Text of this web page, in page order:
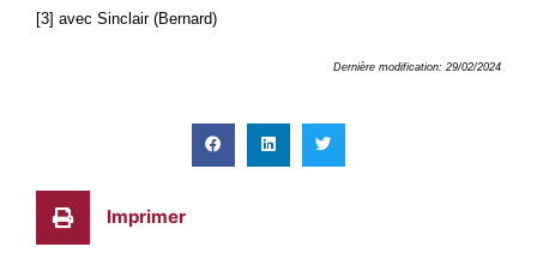
[3] avec Sinclair (Bernard)
Dernière modification: 29/02/2024
Imprimer